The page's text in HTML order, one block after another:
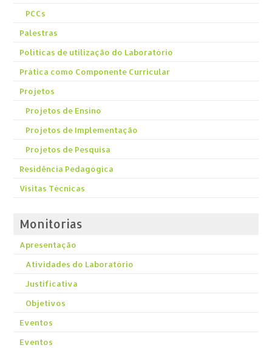
PCCs
Palestras
Políticas de utilização do Laboratório
Prática como Componente Curricular
Projetos
Projetos de Ensino
Projetos de Implementação
Projetos de Pesquisa
Residência Pedagógica
Visitas Técnicas
Monitorias
Apresentação
Atividades do Laboratório
Justificativa
Objetivos
Eventos
Eventos